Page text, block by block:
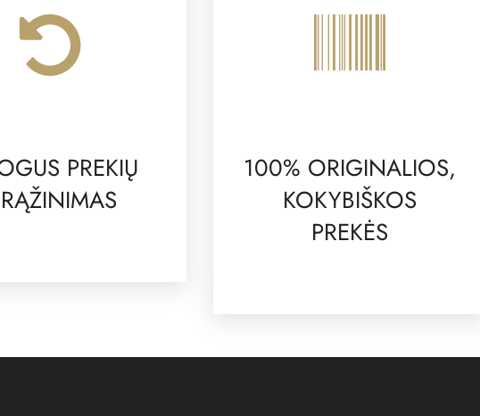
PREKIŲ
100% ORIGINALIOS,
KOKYBIŠKOS
PREKĖS